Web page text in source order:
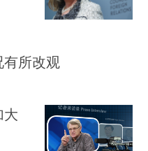
有所改观
大